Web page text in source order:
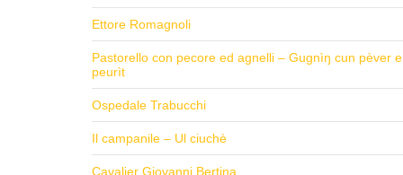
Ettore Romagnoli
Pastorello con pecore ed agnelli – Gugnìŋ cun pèver e
peurìt
Ospedale Trabucchi
Il campanile – Ul ciuchè
Cavalier Giovanni Bertina